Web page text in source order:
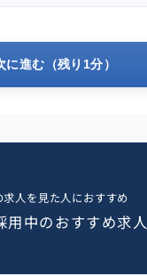
に進む（残り1分）
求人を見た人におすすめ
用中のおすすめ求人